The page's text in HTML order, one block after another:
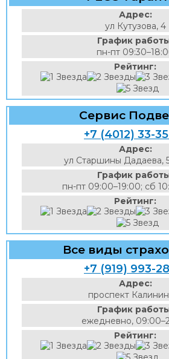
Адрес:
ул Кутузова, 4
График
пн-пт
Рейтинг:
Сервис
+7 (4012) 33-
Адрес:
ул Старшины Дадаева,
График
пн-пт 09:00–19:00; сб
Рейтинг:
Все виды
+7 (919) 993-
Адрес:
проспект
График
ежедневно,
Рейтинг: